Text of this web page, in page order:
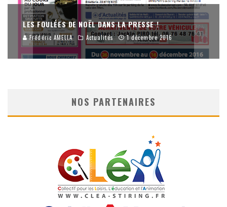
LES FOULÉES DE NOËL DANS LA PRESSE !
Frédéric AMELLA Actualités 1 décembre 2016
NOS PARTENAIRES